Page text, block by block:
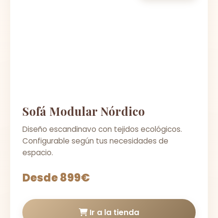
Sofá Modular Nórdico
Diseño escandinavo con tejidos ecológicos.
Configurable según tus necesidades de
espacio.
Desde 899€
Ir a la tienda